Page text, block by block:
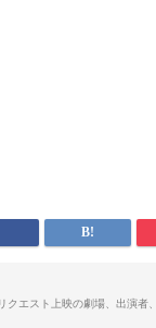
クエスト上映の劇場、出演者